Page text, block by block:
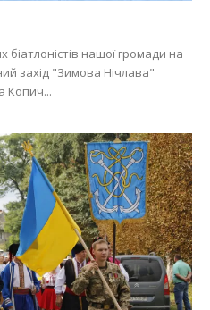
нашої громади на
захід "Зимова Нічлава"
Копич...